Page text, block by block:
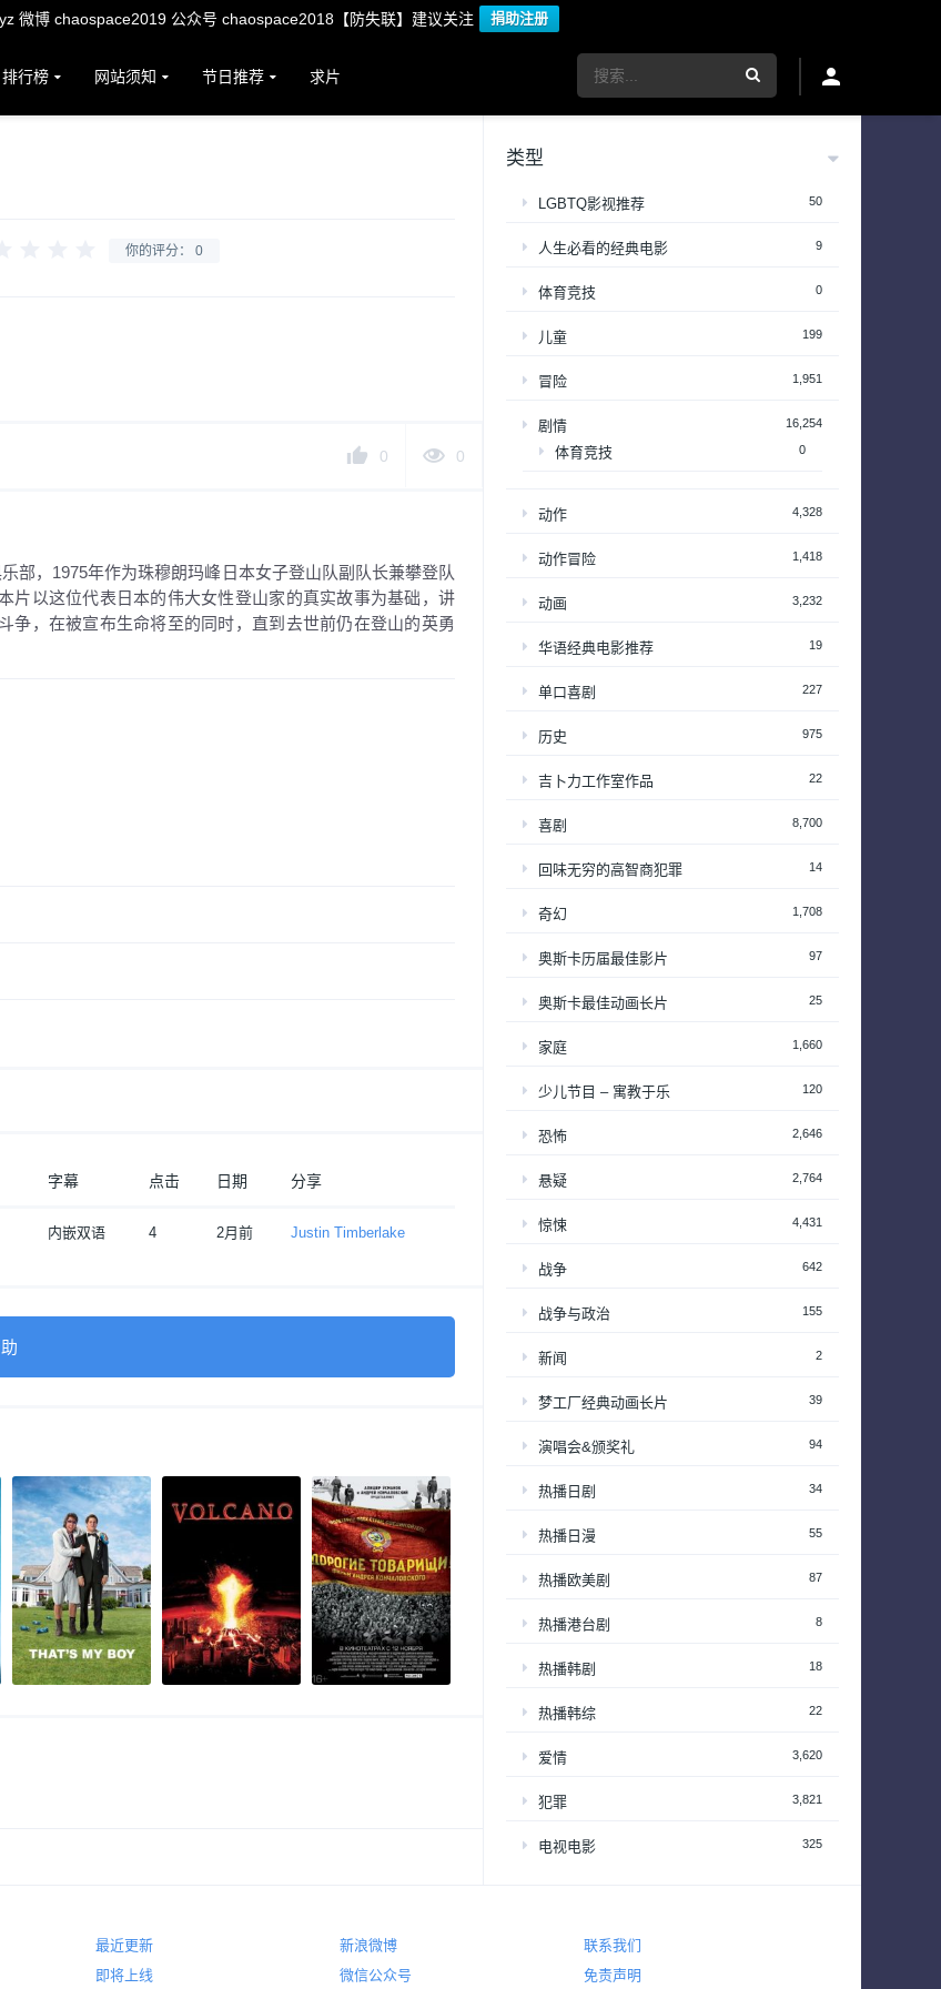
微博 chaospace2019 公众号 chaospace2018【防失联】建议关注 捐助注册
排行榜 网站须知 节日推荐 求片
你的评分： 0
0 0
部，1975年作为珠穆朗玛峰日本女子登山队副队长兼攀登队
片以这位代表日本的伟大女性登山家的真实故事为基础，讲
，在被宣布生命将至的同时，直到去世前仍在登山的英勇
字幕 点击 日期 分享
内嵌双语 4 2月前 Justin Timberlake
类型
LGBTQ影视推荐 50
人生必看的经典电影 9
体育竞技 0
儿童 199
冒险 1,951
剧情 16,254
体育竞技 0
动作 4,328
动作冒险 1,418
动画 3,232
华语经典电影推荐 19
单口喜剧 227
历史 975
吉卜力工作室作品 22
喜剧 8,700
回味无穷的高智商犯罪 14
奇幻 1,708
奥斯卡历届最佳影片 97
奥斯卡最佳动画长片 25
家庭 1,660
少儿节目 – 寓教于乐 120
恐怖 2,646
悬疑 2,764
惊悚 4,431
战争 642
战争与政治 155
新闻 2
梦工厂经典动画长片 39
演唱会&颁奖礼 94
热播日剧 34
热播日漫 55
热播欧美剧 87
热播港台剧 8
热播韩剧 18
热播韩综 22
爱情 3,620
犯罪 3,821
电视电影 325
最近更新
即将上线
新浪微博
微信公众号
联系我们
免责声明